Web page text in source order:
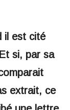
il est cité
si, par sa
extrait, ce